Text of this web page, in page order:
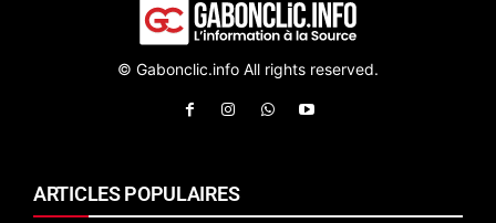
© Gabonclic.info All rights reserved.
ARTICLES POPULAIRES